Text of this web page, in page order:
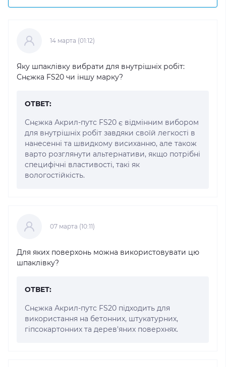
14 марта (01:12)
Яку шпаклівку вибрати для внутрішніх робіт:
Снєжка FS20 чи іншу марку?
ОТВЕТ:
Снєжка Акрил-путс FS20 є відмінним вибором
для внутрішніх робіт завдяки своїй легкості в
нанесенні та швидкому висиханню, але також
варто розглянути альтернативи, якщо потрібні
специфічні властивості, такі як
вологостійкість.
07 марта (10:11)
Для яких поверхонь можна використовувати цю
шпаклівку?
ОТВЕТ:
Снєжка Акрил-путс FS20 підходить для
використання на бетонних, штукатурних,
гіпсокартонних та дерев'яних поверхнях.